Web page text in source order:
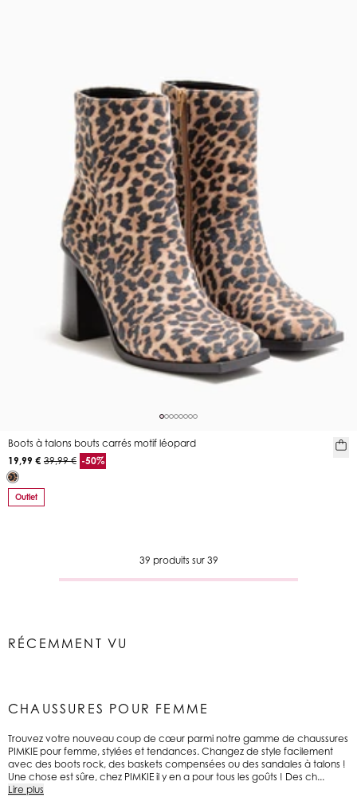
Boots à talons bouts carrés motif léopard
19,99 € 39,99 € -50%
Outlet
39 produits sur 39
RÉCEMMENT VU
CHAUSSURES POUR FEMME
Trouvez votre nouveau coup de cœur parmi notre gamme de chaussures
PIMKIE pour femme, stylées et tendances. Changez de style facilement
avec des boots rock, des baskets compensées ou des sandales à talons !
Une chose est sûre, chez PIMKIE il y en a pour tous les goûts ! Des ch...
Lire plus